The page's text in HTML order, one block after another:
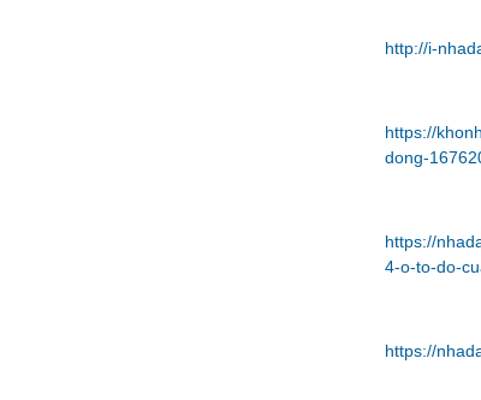
http://i-
https://
dong-
https://
4-o-to-do-
https://